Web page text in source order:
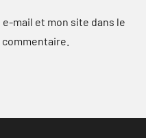
mail et mon site dans le